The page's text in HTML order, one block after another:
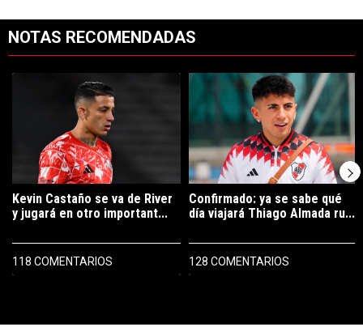
NOTAS RECOMENDADAS
Un artículo de tendencia con el título "Kevin Castaño se va de
Kevin Castaño se va de River
y jugará en otro important...
118 COMENTARIOS
Un artículo de tendencia con el
Confirmado: ya se sabe qué
día viajará Thiago Almada ru...
128 COMENTARIOS